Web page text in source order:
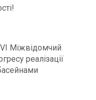
Міжвідомчий
реалізації